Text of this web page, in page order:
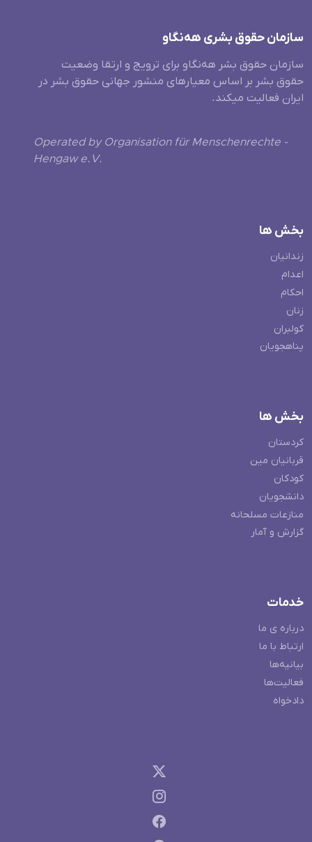
سازمان حقوق بشری هەنگاو
سازمان حقوق بشر هه‌نگاو برای ترویج و ارتقا وضعیت
حقوق بشر بر اساس معیارهای منشور جهانی حقوق بشر در
ایران فعالیت میکند.
Operated by Organisation für Menschenrechte -
Hengaw e.V.
بخش ها
زندانیان
اعدام
احکام
زنان
کولبران
پناهجویان
بخش ها
کردستان
قربانیان مین
کودکان
دانشجویان
منازعات مسلحانه
گزارش و آمار
خدمات
درباره ی ما
ارتباط با ما
بیانیه‌ها
فعالیت‌ها
دادخواه